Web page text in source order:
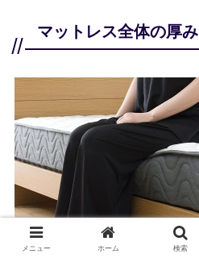
マットレス全体の厚み
メニュー ホーム 検索